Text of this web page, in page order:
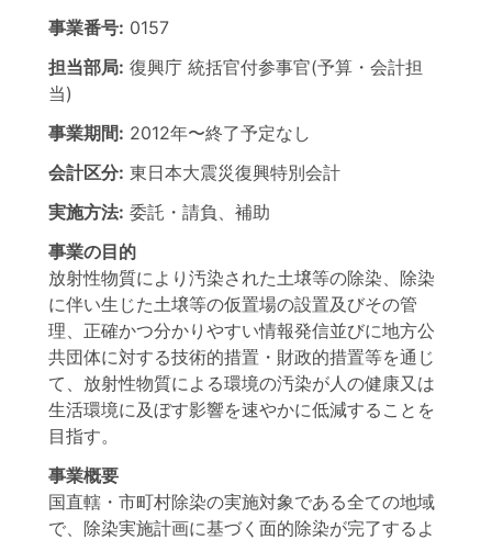
事業番号: 0157
担当部局: 復興庁 統括官付参事官(予算・会計担
当)
事業期間: 2012年〜終了予定なし
会計区分: 東日本大震災復興特別会計
実施方法: 委託・請負、補助
事業の目的
放射性物質により汚染された土壌等の除染、除染
に伴い生じた土壌等の仮置場の設置及びその管
理、正確かつ分かりやすい情報発信並びに地方公
共団体に対する技術的措置・財政的措置等を通じ
て、放射性物質による環境の汚染が人の健康又は
生活環境に及ぼす影響を速やかに低減することを
目指す。
事業概要
国直轄・市町村除染の実施対象である全ての地域
で、除染実施計画に基づく面的除染が完了するよ